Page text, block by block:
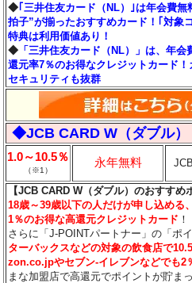
◆ ｢三井住友カード（NL）｣は年会費
拍子”が揃ったおすすめカード！｢対象
特典は利用価値あり！
◆ 「三井住友カード（NL）」は、年
還元率7％のお得なクレジットカード
セキュリティも抜群
◆JCB CARD W（ダブル）
1.0～10.5％
（※1）
永年無料 JCB
【JCB CARD W（ダブル）のおすすめ
18歳～39歳以下の人だけが申し込める
1％のお得な高還元クレジットカード
さらに「J-POINTパートナー」の「ポ
ターバックスなどの対象の飲食店で
zon.co.jpやセブン‐イレブンなどでも2
まな加盟店で高還元でポイントが貯ま